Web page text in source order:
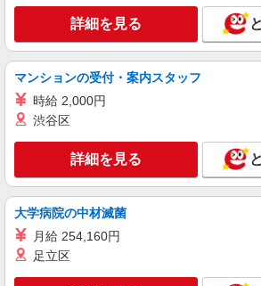
キープ
アルバイト パート
靴下屋
［アルバイト・パート
東京都立川市泉町935-
キープ
アルバイト パート
BAYFLOW
接客、販売スタッフ
詳細を見る
マンションの受付・案内スタッフ
時給 2,000円
渋谷区
詳細を見る
大学病院の中材滅菌
月給 254,160円
足立区